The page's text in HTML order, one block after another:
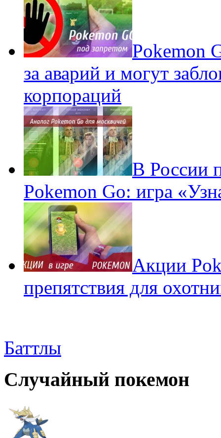
Pokеmon
за аварий и могут
корпораций
В России
Pokemon Go: игра
Акции
препятствия для
Баттлы
Случайный покемон